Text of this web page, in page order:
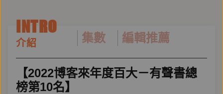
INTRO
介紹 集數 編輯推薦
【2022博客來年度百大－有聲書總
榜第10名】